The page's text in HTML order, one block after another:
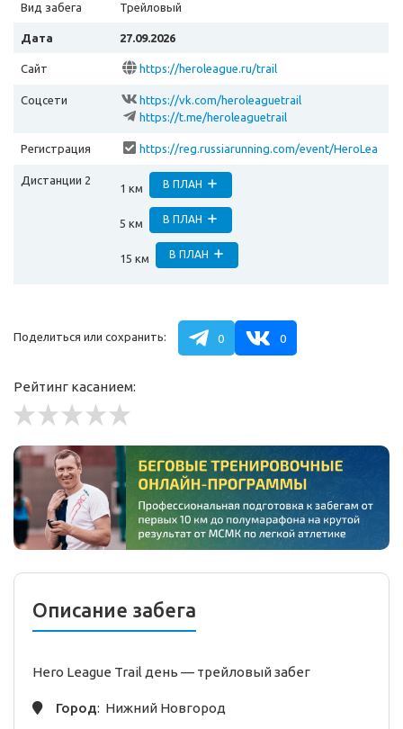
Вид забега Трейловый
Дата 27.09.2026
Сайт https://heroleague.ru/trail
Соцсети
https://vk.com/heroleaguetrail
https://t.me/heroleaguetrail
Регистрация
https://reg.russiarunning.com/event/HeroLea
Дистанции 2
1 км В ПЛАН
5 км В ПЛАН
15 км В ПЛАН
Поделиться или сохранить: 0 0
Рейтинг касанием:
Описание забега
Hero League Trail день — трейловыйзабег
Город: Нижний Новгород